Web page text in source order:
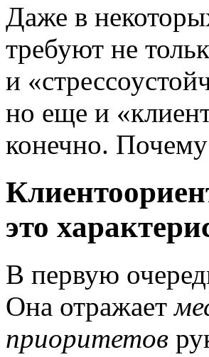
Даже в
требуют не
и
но еще и
конечно.
это
В первую
Она отражает
приоритетов